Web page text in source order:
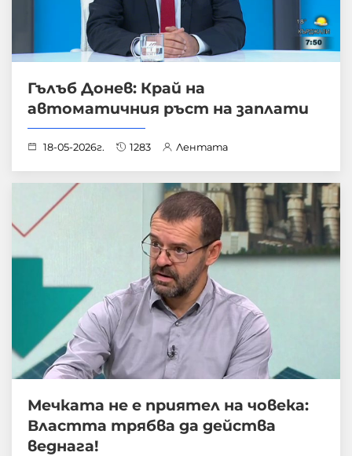
Гълъб Донев: Край на
автоматичния ръст на заплати
18-05-2026г. 1283 Лентата
Мечката не е приятел на човека:
Властта трябва да действа
веднага!